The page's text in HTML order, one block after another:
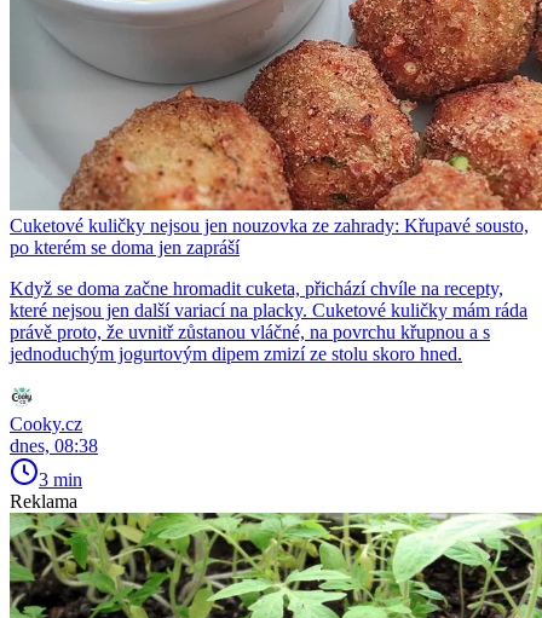
Cuketové kuličky nejsou jen nouzovka ze zahrady: Křupavé sousto,
po kterém se doma jen zapráší
Když se doma začne hromadit cuketa, přichází chvíle na recepty,
které nejsou jen další variací na placky. Cuketové kuličky mám ráda
právě proto, že uvnitř zůstanou vláčné, na povrchu křupnou a s
jednoduchým jogurtovým dipem zmizí ze stolu skoro hned.
Cooky.cz
dnes, 08:38
3 min
Reklama